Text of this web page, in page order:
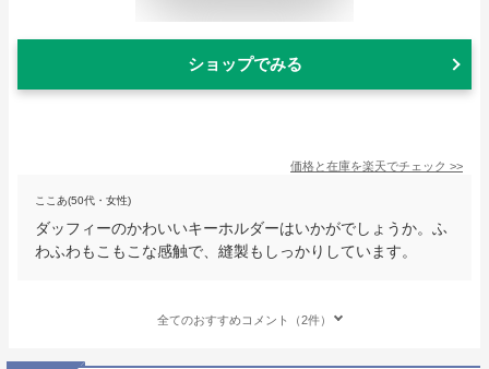
ショップでみる
価格と在庫を楽天でチェック >>
ここあ(50代・女性)
ダッフィーのかわいいキーホルダーはいかがでしょうか。ふ
わふわもこもこな感触で、縫製もしっかりしています。
全てのおすすめコメント（2件）